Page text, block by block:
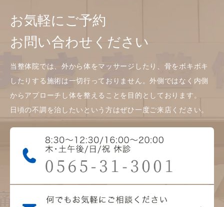
お気軽にご予約
お問い合わせください
当整体院では、外から体をマッサージしたり、骨をボキボキ
したりする施術は一切行っておりません。外側ではなく内側
からアプローチし体を整えることを目的としております。
日頃の不調を治したいという方はぜひ一度ご来店ください。